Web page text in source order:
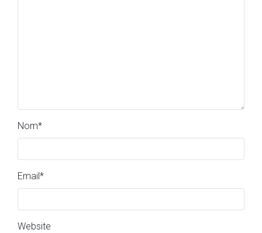
Nom*
Email*
Website